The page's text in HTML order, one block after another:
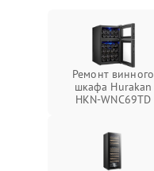
Ремонт винного
шкафа Hurakan
HKN-WNC69TD